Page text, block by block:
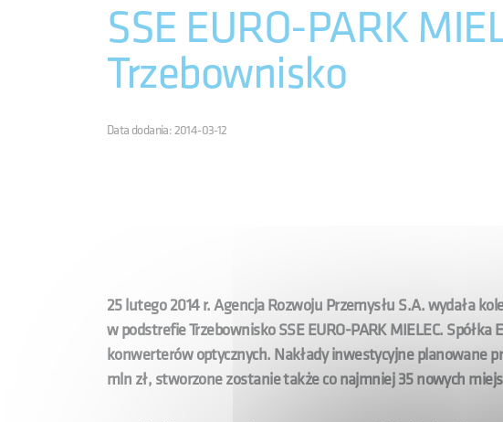
SSE EURO-PARK
Trzebownisko
Data dodania: 2014-03-12
25 lutego 2014 r. Agencja Rozwoju Przemysłu S.A. wydała
w podstrefie Trzebownisko SSE EURO-PARK MIELEC.
konwerterów optycznych. Nakłady inwestycyjne planowane
mln zł, stworzone zostanie także co najmniej 35 nowych